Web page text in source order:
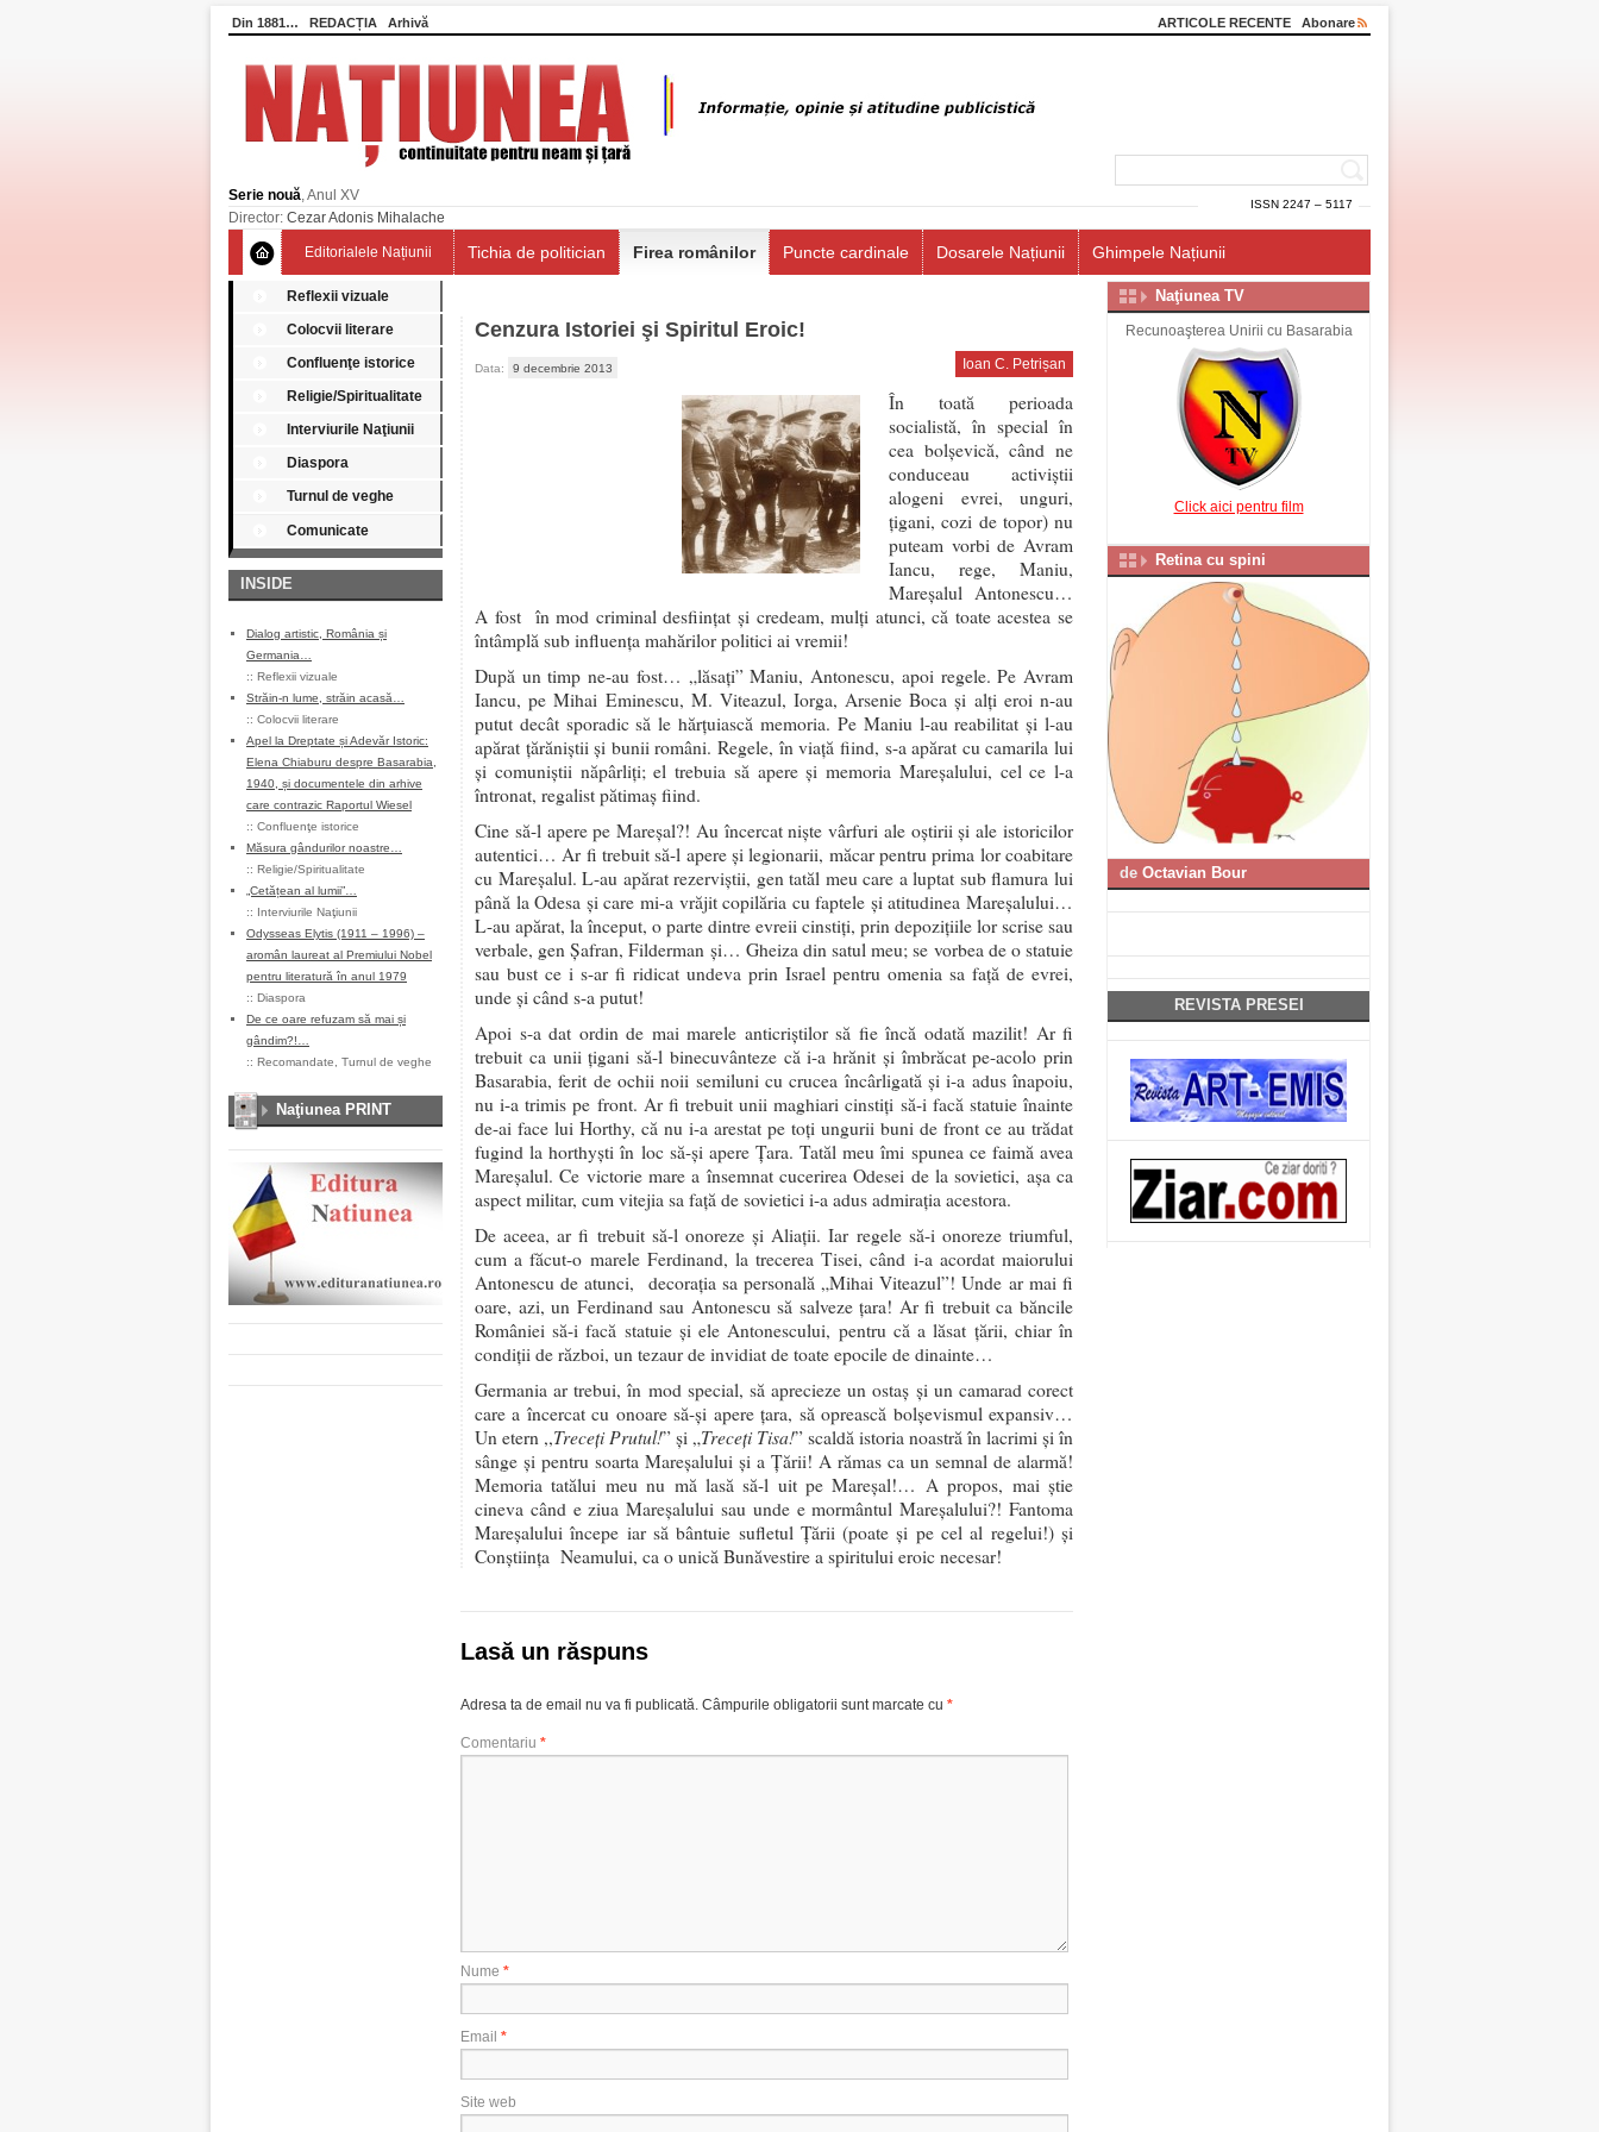
Din 1881… REDACȚIA Arhivă ARTICOLE RECENTE Abonare
ISSN 2247 – 5117
Serie nouă, Anul XV
Director: Cezar Adonis Mihalache
Editorialele Națiunii Tichia de politician Firea românilor Puncte cardinale Dosarele Națiunii Ghimpele Națiunii
Reflexii vizuale
Colocvii literare
Confluenţe istorice
Religie/Spiritualitate
Interviurile Naţiunii
Diaspora
Turnul de veghe
Comunicate
INSIDE
Dialog artistic, România și
Germania…
:: Reflexii vizuale
Străin-n lume, străin acasă…
:: Colocvii literare
Apel la Dreptate și Adevăr Istoric:
Elena Chiaburu despre Basarabia,
1940, și documentele din arhive
care contrazic Raportul Wiesel
:: Confluenţe istorice
Măsura gândurilor noastre…
:: Religie/Spiritualitate
„Cetățean al lumii”…
:: Interviurile Naţiunii
Odysseas Elytis (1911 – 1996) –
aromân laureat al Premiului Nobel
pentru literatură în anul 1979
:: Diaspora
De ce oare refuzam să mai și
gândim?!…
:: Recomandate Turnul de veghe
Naţiunea PRINT
Cenzura Istoriei şi Spiritul Eroic!
Data: 9 decembrie 2013 Ioan C. Petrișan
În toată perioada
socialistă, în special în
cea bolşevică, când ne
conduceau activiştii
alogeni evrei, unguri,
ţigani, cozi de topor) nu
puteam vorbi de Avram
Iancu, rege, Maniu,
Mareşalul Antonescu…
A fost în mod criminal desfiinţat şi credeam, mulţi atunci, că toate acestea se
întâmplă sub influenţa mahărilor politici ai vremii!
După un timp ne-au fost… „lăsaţi” Maniu, Antonescu, apoi regele. Pe Avram
Iancu, pe Mihai Eminescu, M. Viteazul, Iorga, Arsenie Boca şi alţi eroi n-au
putut decât sporadic să le hărţuiască memoria. Pe Maniu l-au reabilitat şi l-au
apărat ţărăniştii şi bunii români. Regele, în viaţă fiind, s-a apărat cu camarila lui
şi comuniştii năpârliţi; el trebuia să apere şi memoria Mareşalului, cel ce l-a
întronat, regalist pătimaş fiind.
Cine să-l apere pe Mareşal?! Au încercat nişte vârfuri ale oştirii şi ale istoricilor
autentici… Ar fi trebuit să-l apere şi legionarii, măcar pentru prima lor coabitare
cu Mareşalul. L-au apărat rezerviştii, gen tatăl meu care a luptat sub flamura lui
până la Odesa şi care mi-a vrăjit copilăria cu faptele şi atitudinea Mareşalului…
L-au apărat, la început, o parte dintre evreii cinstiţi, prin depoziţiile lor scrise sau
verbale, gen Şafran, Filderman şi… Gheiza din satul meu; se vorbea de o statuie
sau bust ce i s-ar fi ridicat undeva prin Israel pentru omenia sa faţă de evrei,
unde şi când s-a putut!
Apoi s-a dat ordin de mai marele anticriştilor să fie încă odată mazilit! Ar fi
trebuit ca unii ţigani să-l binecuvânteze că i-a hrănit şi îmbrăcat pe-acolo prin
Basarabia, ferit de ochii noii semiluni cu crucea încârligată şi i-a adus înapoiu,
nu i-a trimis pe front. Ar fi trebuit unii maghiari cinstiţi să-i facă statuie înainte
de-ai face lui Horthy, că nu i-a arestat pe toţi ungurii buni de front ce au trădat
fugind la horthyşti în loc să-şi apere Ţara. Tatăl meu îmi spunea ce faimă avea
Mareşalul. Ce victorie mare a însemnat cucerirea Odesei de la sovietici, așa ca
aspect militar, cum vitejia sa faţă de sovietici i-a adus admiraţia acestora.
De aceea, ar fi trebuit să-l onoreze şi Aliaţii. Iar regele să-i onoreze triumful,
cum a făcut-o marele Ferdinand, la trecerea Tisei, când i-a acordat maiorului
Antonescu de atunci, decoraţia sa personală „Mihai Viteazul”! Unde ar mai fi
oare, azi, un Ferdinand sau Antonescu să salveze ţara! Ar fi trebuit ca băncile
României să-i facă statuie şi ele Antonescului, pentru că a lăsat ţării, chiar în
condiţii de război, un tezaur de invidiat de toate epocile de dinainte…
Germania ar trebui, în mod special, să aprecieze un ostaş şi un camarad corect
care a încercat cu onoare să-şi apere ţara, să oprească bolşevismul expansiv…
Un etern ,,Treceţi Prutul!” şi „Treceţi Tisa!” scaldă istoria noastră în lacrimi şi în
sânge şi pentru soarta Mareşalului şi a Ţării! A rămas ca un semnal de alarmă!
Memoria tatălui meu nu mă lasă să-l uit pe Mareşal!… A propos, mai ştie
cineva când e ziua Mareşalului sau unde e mormântul Mareşalului?! Fantoma
Mareşalului începe iar să bântuie sufletul Ţării (poate şi pe cel al regelui!) şi
Conştiinţa Neamului, ca o unică Bunăvestire a spiritului eroic necesar!
Lasă un răspuns
Adresa ta de email nu va fi publicată. Câmpurile obligatorii sunt marcate cu *
Comentariu *
Nume *
Email *
Site web
Naţiunea TV
Recunoaşterea Unirii cu Basarabia
Click aici pentru film
Retina cu spini
de Octavian Bour
REVISTA PRESEI